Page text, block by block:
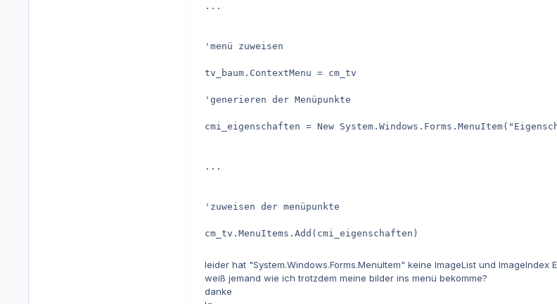
...
'menü zuweisen
tv_baum.ContextMenu = cm_tv
'generieren der Menüpunkte
cmi_eigenschaften = New
...
'zuweisen der menüpunkte
cm_tv.MenuItems.Add(cmi_eigenschaften)
leider hat "System.Windows.Forms.MenuItem" keine ImageList und ImageIndex
weiß jemand wie ich trotzdem meine bilder ins menü bekomme?
danke